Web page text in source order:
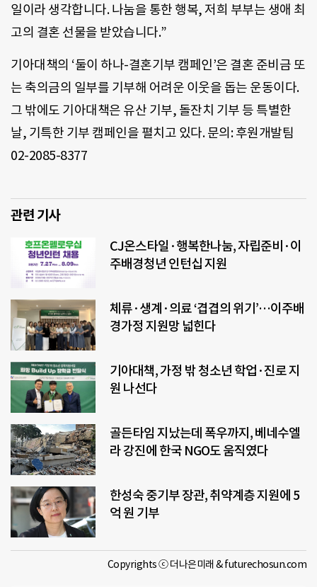
일이라 생각합니다. 나눔을 통한 행복, 저희 부부는 생애 최
고의 결혼 선물을 받았습니다.”
기아대책의 ‘둘이 하나-결혼기부 캠페인’은 결혼 준비금 또
는 축의금의 일부를 기부해 어려운 이웃을 돕는 운동이다.
그 밖에도 기아대책은 유산 기부, 돌잔치 기부 등 특별한
날, 기특한 기부 캠페인을 펼치고 있다. 문의: 후원개발팀
02-2085-8377
관련 기사
CJ온스타일·행복한나눔, 자립준비·이
주배경청년 인턴십 지원
체류·생계·의료 ‘겹겹의 위기’…이주배
경가정 지원망 넓힌다
기아대책, 가정 밖 청소년 학업·진로 지
원 나선다
골든타임 지났는데 폭우까지, 베네수엘
라 강진에 한국 NGO도 움직였다
한성숙 중기부 장관, 취약계층 지원에 5
억 원 기부
Copyrights ⓒ 더나은미래 & futurechosun.com